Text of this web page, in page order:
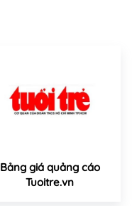
Bảng giá quảng cáo
Tuoitre.vn